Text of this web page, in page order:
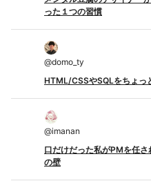
った１つの習慣
@domo_ty
HTML/CSSやSQLをちょっ
@imanan
口だけだった私がPMを任
の壁